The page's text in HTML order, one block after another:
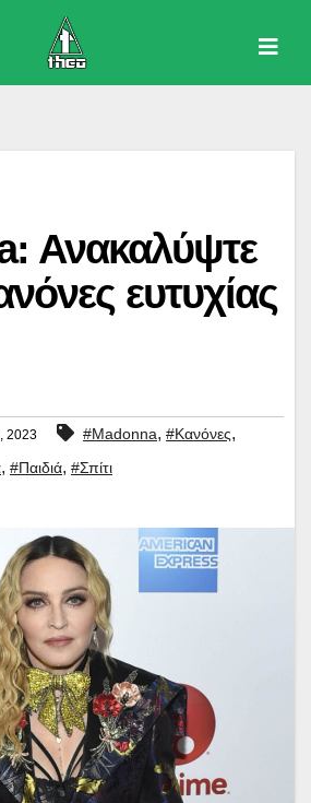
Ανακαλύψτε
ευτυχίας
2023 #Madonna, #Κανόνες,
, #Παιδιά, #Σπίτι